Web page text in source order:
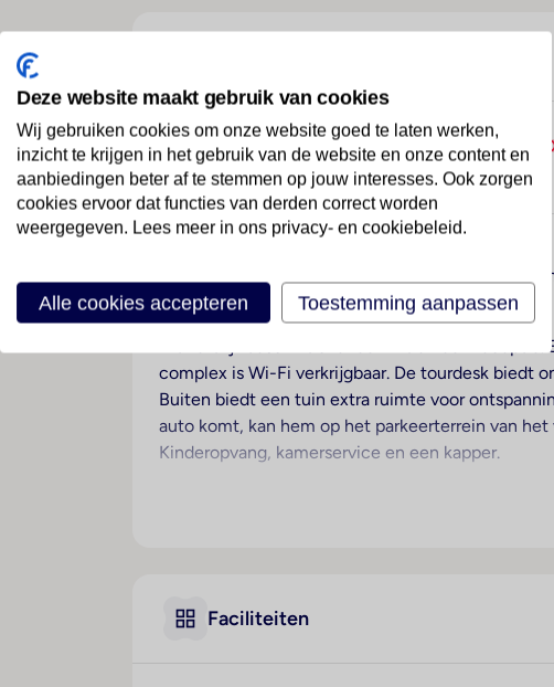
Dreams Cap Cana Resort &
Dominicaanse Republiek· Oostkust· Punta Cana
Dit complex bevindt zich in Punta Cana, direct
Hotelfaciliteiten
Dit verblijf beschikt over een lift en een
complex is Wi-Fi verkrijgbaar. De tourdesk biedt
Buiten biedt een tuin extra ruimte voor
auto komt, kan hem op het parkeerterrein van
Kinderopvang, kamerservice en een kapper.
Voor een aangename luchtcirculatie in de
aanwezig.Faciliteiten
Deze website maakt gebruik van cookies
Wij gebruiken cookies om onze website goed te laten werken,
inzicht te krijgen in het gebruik van de website en onze content en
aanbiedingen beter af te stemmen op jouw interesses. Ook zorgen
cookies ervoor dat functies van derden correct worden
weergegeven. Lees meer in ons privacy- en cookiebeleid.
Alle cookies accepteren Toestemming aanpassen